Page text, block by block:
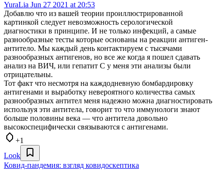
YuraLia Jun 27 2021 at 20:53
Добавлю что из вашей теории проиллюстрированной
картинкой следует невозможность серологической
диагностики в принципе. И не только инфекций, а самые
разнообразные тесты которые основаны на реакции антиген-
антитело. Мы каждый день контактируем с тысячами
разнообразных антигенов, но все же когда я пошел сдавать
анализ на ВИЧ, или гепатит С у меня эти анализы были
отрицательны.
Тот факт что несмотря на каждодневную бомбардировку
антигенами и выработку невероятного количества самых
разнообразных антител меня надежно можна диагностировать
используя эти антитела, говорит то что иммунологи знают
больше половины века — что антитела довольно
высокоспецифически связываются с антигенами.
+1
Look
Ковид-пандемия: взгляд ковидоскептика